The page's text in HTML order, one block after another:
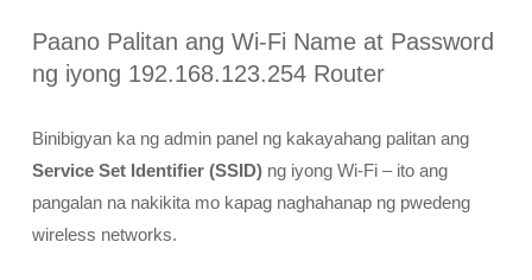
Paano Palitan ang Wi-Fi Name at Password
ng iyong 192.168.123.254 Router
Binibigyan ka ng admin panel ng kakayahang palitan ang
Service Set Identifier (SSID) ng iyong Wi-Fi – ito ang
pangalan na nakikita mo kapag naghahanap ng pwedeng
wireless networks.